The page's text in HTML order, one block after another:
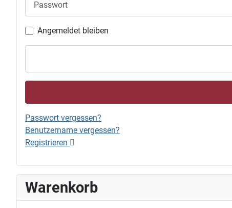
Angemeldet bleiben
Passwort vergessen?
Benutzername vergessen?
Registrieren
Warenkorb